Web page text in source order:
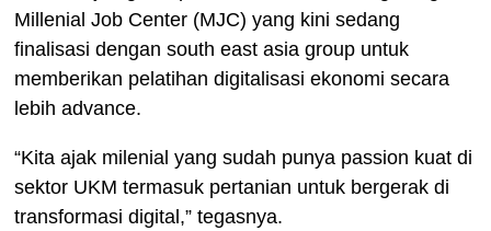
Millenial Job Center (MJC) yang kini sedang
finalisasi dengan south east asia group untuk
memberikan pelatihan digitalisasi ekonomi secara
lebih advance.
“Kita ajak milenial yang sudah punya passion kuat di
sektor UKM termasuk pertanian untuk bergerak di
transformasi digital,” tegasnya.